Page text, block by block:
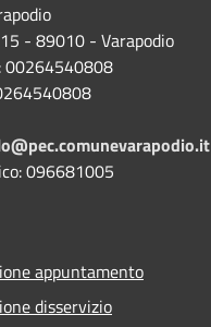
- 89010 - Varapodio
00264540808
096681005
appuntamento
disservizio